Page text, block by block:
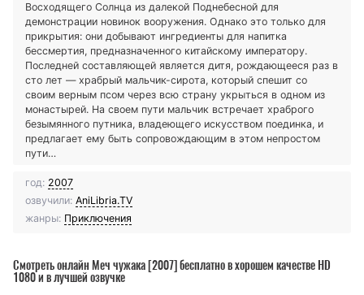
Восходящего Солнца из далекой Поднебесной для
демонстрации новинок вооружения. Однако это только для
прикрытия: они добывают ингредиенты для напитка
бессмертия, предназначенного китайскому императору.
Последней составляющей является дитя, рождающееся раз в
сто лет — храбрый мальчик-сирота, который спешит со
своим верным псом через всю страну укрыться в одном из
монастырей. На своем пути мальчик встречает храброго
безымянного путника, владеющего искусством поединка, и
предлагает ему быть сопровождающим в этом непростом
пути…
год: 2007
озвучили: AniLibria.TV
жанры: Приключения
Смотреть онлайн Меч чужака [2007] бесплатно в хорошем качестве HD
1080 и в лучшей озвучке